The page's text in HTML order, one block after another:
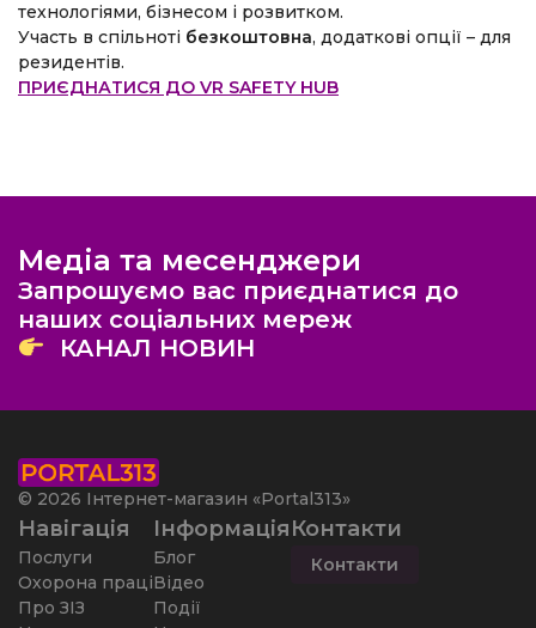
технологіями, бізнесом і розвитком.
Участь в спільноті безкоштовна, додаткові опції – для
резидентів.
ПРИЄДНАТИСЯ ДО VR SAFETY HUB
Медіа та месенджери
Запрошуємо вас приєднатися до
наших соціальних мереж
КАНАЛ НОВИН
© 2026 Інтернет-магазин «Portal313»
Навігація
Послуги
Охорона праці
Про ЗІЗ
Інформація
Блог
Відео
Події
Контакти
Контакти